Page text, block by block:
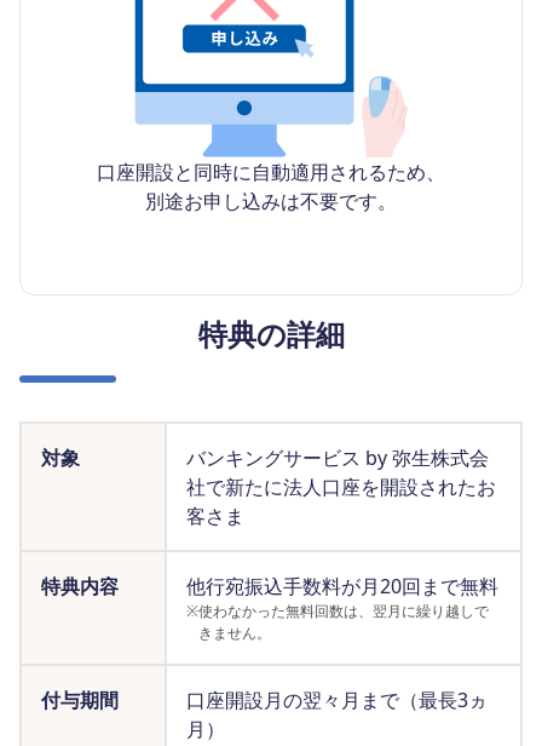
口座開設と同時に自動適用されるため、
別途お申し込みは不要です。
特典の詳細
対象
バンキングサービス by 弥生株式会
社で新たに法人口座を開設されたお
客さま
特典内容 他行宛振込手数料が月20回まで無料
※使わなかった無料回数は、翌月に繰り越しで
きません。
付与期間
口座開設月の翌々月まで（最長3ヵ
月）